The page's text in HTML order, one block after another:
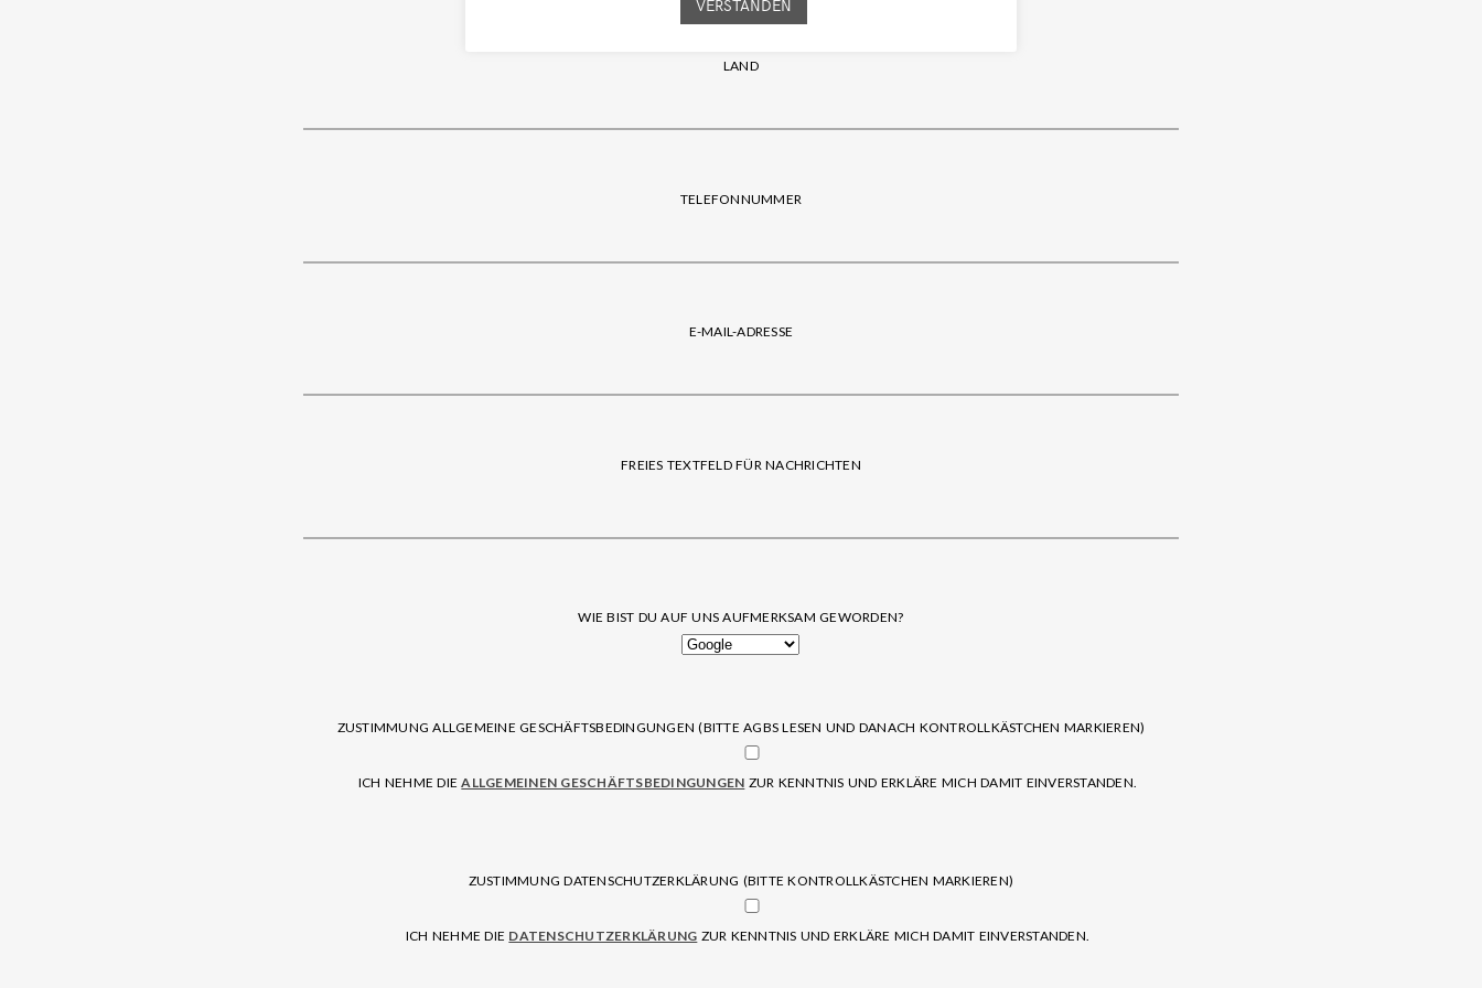
LAND
TELEFONNUMMER
E-MAIL-ADRESSE
FREIES TEXTFELD FÜR NACHRICHTEN
WIE BIST DU AUF UNS AUFMERKSAM GEWORDEN?
ZUSTIMMUNG ALLGEMEINE GESCHÄFTSBEDINGUNGEN (BITTE AGBS LESEN UND DANACH KONTROLLKÄSTCHEN MARKIEREN)
ICH NEHME DIEALLGEMEINEN GESCHÄFTSBEDINGUNGEN ZUR KENNTNIS UND ERKLÄRE MICH DAMIT EINVERSTANDEN.
ZUSTIMMUNG DATENSCHUTZERKLÄRUNG (BITTE KONTROLLKÄSTCHEN MARKIEREN)
ICH NEHME DIE DATENSCHUTZERKLÄRUNG ZUR KENNTNIS UND ERKLÄRE MICH DAMIT EINVERSTANDEN.
VERSTANDEN